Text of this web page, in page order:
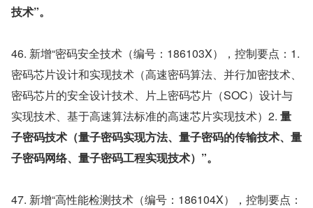
技术”。
46. 新增“密码安全技术（编号：186103X），控制要点：1.
密码芯片设计和实现技术（高速密码算法、并行加密技术、
密码芯片的安全设计技术、片上密码芯片（SOC）设计与
实现技术、基于高速算法标准的高速芯片实现技术）2. 量
子密码技术（量子密码实现方法、量子密码的传输技术、量
子密码网络、量子密码工程实现技术）”。
47. 新增“高性能检测技术（编号：186104X），控制要点：